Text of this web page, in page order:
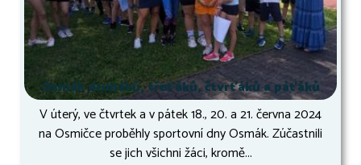
Osmák druháků, třeťáků, čtvrťáků a páťáků
V úterý, ve čtvrtek a v pátek 18., 20. a 21. června 2024
na Osmičce proběhly sportovní dny Osmák. Zúčastnili
se jich všichni žáci, kromě...